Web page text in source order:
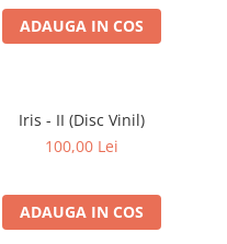
ADAUGA IN COS
Iris - II (Disc Vinil)
100,00 Lei
ADAUGA IN COS